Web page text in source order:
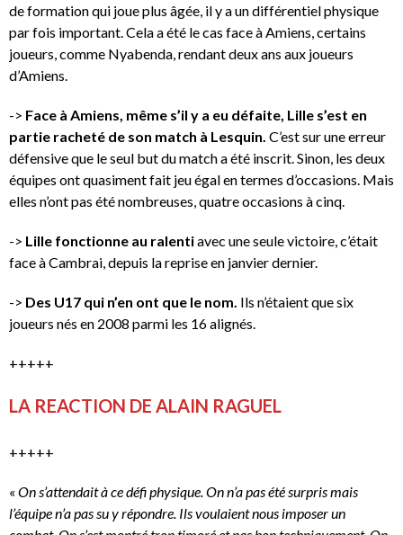
de formation qui joue plus âgée, il y a un différentiel physique
par fois important. Cela a été le cas face à Amiens, certains
joueurs, comme Nyabenda, rendant deux ans aux joueurs
d’Amiens.
-> Face à Amiens, même s’il y a eu défaite, Lille s’est en
partie racheté de son match à Lesquin. C’est sur une erreur
défensive que le seul but du match a été inscrit. Sinon, les deux
équipes ont quasiment fait jeu égal en termes d’occasions. Mais
elles n’ont pas été nombreuses, quatre occasions à cinq.
-> Lille fonctionne au ralentiavec une seule victoire, c’était
face à Cambrai, depuis la reprise en janvier dernier.
-> Des U17 qui n’en ont que le nom. Ils n’étaient que six
joueurs nés en 2008 parmi les 16 alignés.
+++++
LA REACTION DE ALAIN RAGUEL
+++++
« On s’attendait à ce défi physique. On n’a pas été surpris mais
l’équipe n’a pas su y répondre. Ils voulaient nous imposer un